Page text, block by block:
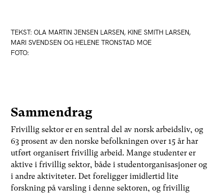
TEKST: OLA MARTIN JENSEN LARSEN, KINE SMITH LARSEN,
MARI SVENDSEN OG HELENE TRONSTAD MOE
FOTO:
Sammendrag
Frivillig sektor er en sentral del av norsk arbeidsliv, og
63 prosent av den norske befolkningen over 15 år har
utført organisert frivillig arbeid. Mange studenter er
aktive i frivillig sektor, både i studentorganisasjoner og
i andre aktiviteter. Det foreligger imidlertid lite
forskning på varsling i denne sektoren, og frivillig